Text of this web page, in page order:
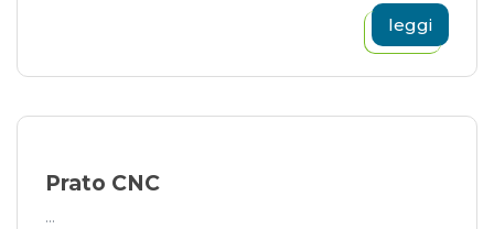
leggi
Prato CNC
...